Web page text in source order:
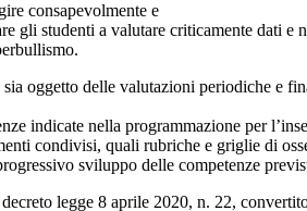
consapevolmente e
gli studenti a valutare criticamente dati
oggetto delle valutazioni periodiche
indicate nella programmazione per
condivisi, quali rubriche e griglie di
sviluppo delle competenze
legge 8 aprile 2020, n. 22,